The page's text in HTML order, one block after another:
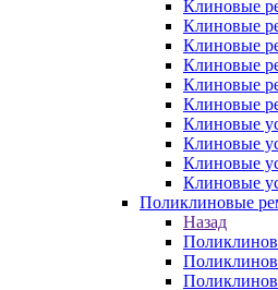
Клиновые
Клиновые
Клиновые
Клиновые
Клиновые
Клиновые
Клиновые
Клиновые
Клиновые
Клиновые
Поликлиновые
Назад